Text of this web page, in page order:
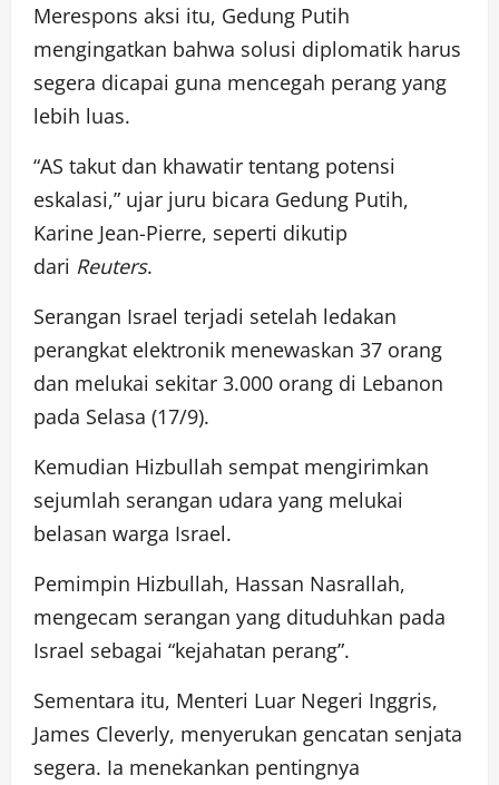
Merespons aksi itu, Gedung Putih
mengingatkan bahwa solusi diplomatik harus
segera dicapai guna mencegah perang yang
lebih luas.
“AS takut dan khawatir tentang potensi
eskalasi,” ujar juru bicara Gedung Putih,
Karine Jean-Pierre, seperti dikutip
dari Reuters.
Serangan Israel terjadi setelah ledakan
perangkat elektronik menewaskan 37 orang
dan melukai sekitar 3.000 orang di Lebanon
pada Selasa (17/9).
Kemudian Hizbullah sempat mengirimkan
sejumlah serangan udara yang melukai
belasan warga Israel.
Pemimpin Hizbullah, Hassan Nasrallah,
mengecam serangan yang dituduhkan pada
Israel sebagai “kejahatan perang”.
Sementara itu, Menteri Luar Negeri Inggris,
James Cleverly, menyerukan gencatan senjata
segera. Ia menekankan pentingnya